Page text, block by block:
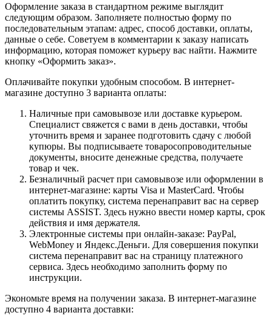
Оформление заказа в стандартном режиме выглядит
следующим образом. Заполняете полностью форму по
последовательным этапам: адрес, способ доставки, оплаты,
данные о себе. Советуем в комментарии к заказу написать
информацию, которая поможет курьеру вас найти. Нажмите
кнопку «Оформить заказ».
Оплачивайте покупки удобным способом. В интернет-
магазине доступно 3 варианта оплаты:
Наличные при самовывозе или доставке курьером.
Специалист свяжется с вами в день доставки, чтобы
уточнить время и заранее подготовить сдачу с любой
купюры. Вы подписываете товаросопроводительные
документы, вносите денежные средства, получаете
товар и чек.
Безналичный расчет при самовывозе или оформлении в
интернет-магазине: карты Visa и MasterCard. Чтобы
оплатить покупку, система перенаправит вас на сервер
системы ASSIST. Здесь нужно ввести номер карты, срок
действия и имя держателя.
Электронные системы при онлайн-заказе: PayPal,
WebMoney и Яндекс.Деньги. Для совершения покупки
система перенаправит вас на страницу платежного
сервиса. Здесь необходимо заполнить форму по
инструкции.
Экономьте время на получении заказа. В интернет-магазине
доступно 4 варианта доставки: